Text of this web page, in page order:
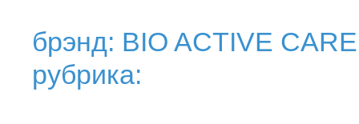
брэнд: BIO ACTIVE CARE
рубрика: